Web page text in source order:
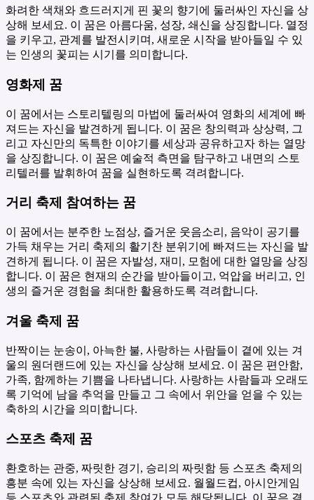
화려한 색채와 흐드러지게 핀 꽃의 향기에 둘러싸인 자신을 상
상해 보세요. 이 꿈은 아름다움, 성장, 쇄신을 상징합니다. 열정
을 키우고, 관계를 발전시키며, 새로운 시작을 받아들일 수 있
는 인생의 꽃피는 시기를 의미합니다.
영화제 꿈
이 꿈에서는 스토리텔링의 마법에 둘러싸여 영화의 세계에 빠
져드는 자신을 발견하게 됩니다. 이 꿈은 창의력과 상상력, 그
리고 자신만의 독특한 이야기를 세상과 공유하고자 하는 열망
을 상징합니다. 이 꿈은 예술적 측면을 탐구하고 내면의 스토
리텔러를 발휘하여 꿈을 실현하도록 격려합니다.
거리 축제 참여하는 꿈
이 꿈에서는 분주한 노점상, 즐거운 웃음소리, 음악이 공기를
가득 채우는 거리 축제의 활기찬 분위기에 빠져드는 자신을 발
견하게 됩니다. 이 꿈은 자발성, 재미, 모험에 대한 열망을 상징
합니다. 이 꿈은 현재의 순간을 받아들이고, 억압을 버리고, 인
생의 즐거운 경험을 최대한 활용하도록 격려합니다.
겨울 축제 꿈
반짝이는 눈송이, 아늑한 불, 사랑하는 사람들이 곁에 있는 겨
울의 원더랜드에 있는 자신을 상상해 보세요. 이 꿈은 편안함,
가족, 함께하는 기쁨을 나타냅니다. 사랑하는 사람들과 오래도
록 기억에 남을 추억을 만들고 그 속에서 위안을 얻을 수 있는
축하의 시간을 의미합니다.
스포츠 축제 꿈
환호하는 관중, 짜릿한 경기, 승리의 짜릿함 등 스포츠 축제의
흥분 속에 있는 자신을 상상해 보세요. 월월드컵, 아시안게임
등 스포츠와 관련된 축제 참여가 모두 해당됩니다. 이 꿈은 결